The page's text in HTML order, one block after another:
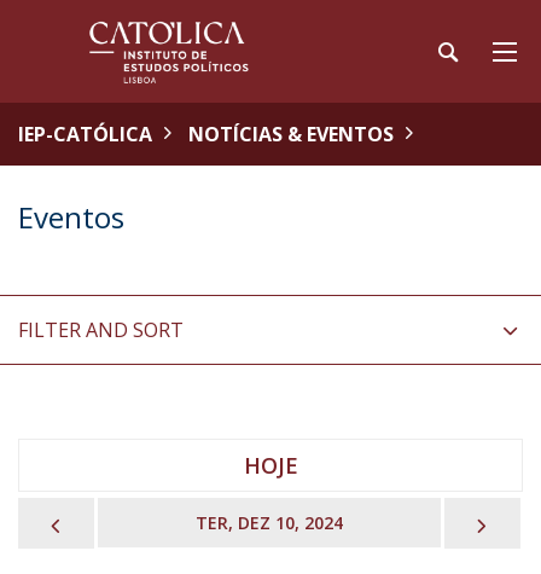
IEP-CATÓLICA NOTÍCIAS & EVENTOS
Eventos
FILTER AND SORT
HOJE
TER, DEZ 10, 2024